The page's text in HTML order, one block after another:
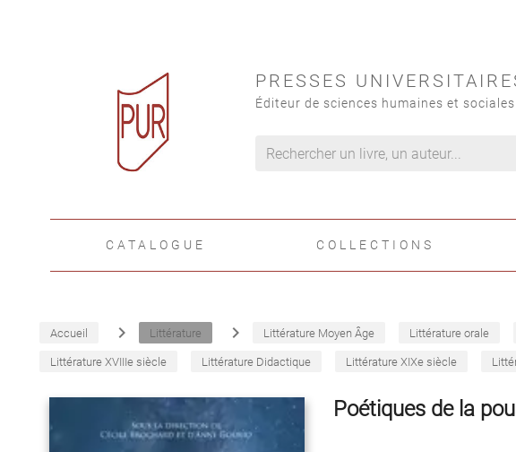
PRESSES
Éditeur de sciences humaines et
CATALOGUE COLLECTIONS
Accueil navigate_next Littérature navigate_next Littérature Moyen Âge Littérature orale
Littérature XVIIIe siècle Littérature Didactique Littérature XIXe siècle
Poétiques de la